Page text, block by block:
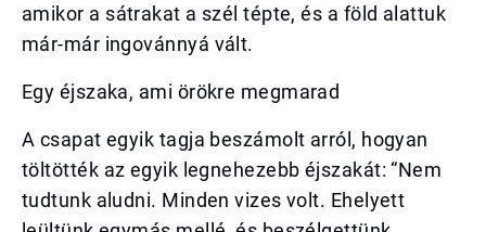
amikor a sátrakat a szél tépte, és a föld alattuk
már-már ingovánnyá vált.
Egy éjszaka, ami örökre megmarad
A csapat egyik tagja beszámolt arról, hogyan
töltötték az egyik legnehezebb éjszakát: “Nem
tudtunk aludni. Minden vizes volt. Ehelyett